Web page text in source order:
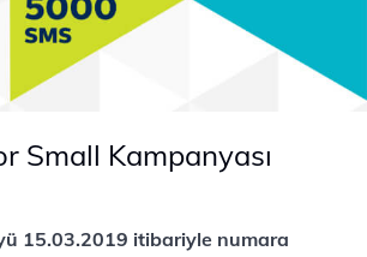
Small Kampanyası
15.03.2019 itibariyle numara